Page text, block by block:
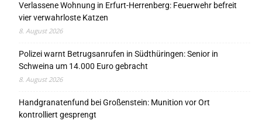
Verlassene Wohnung in Erfurt-Herrenberg: Feuerwehr befreit
vier verwahrloste Katzen
8. August 2026
Polizei warnt Betrugsanrufen in Südthüringen: Senior in
Schweina um 14.000 Euro gebracht
8. August 2026
Handgranatenfund bei Großenstein: Munition vor Ort
kontrolliert gesprengt